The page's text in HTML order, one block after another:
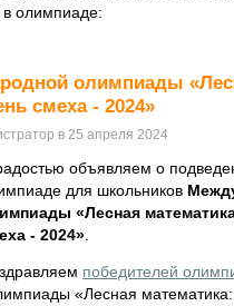
в олимпиаде:
олимпиады
смеха - 2024»
в 25 апреля 2024
объявляем о
для школьников
«Лесная
- 2024»
победителей
«Лесная